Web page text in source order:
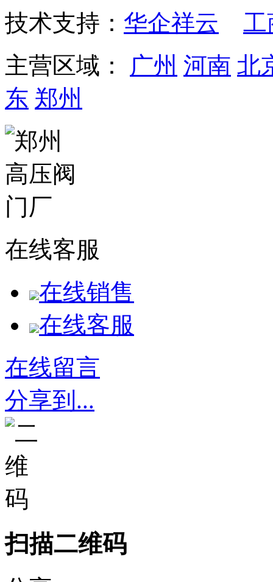
技术支持： 华企祥云
工
主营区域： 广州 河南 北
东 郑州
在线客服
在线销售
在线客服
在线留言
分享到...
扫描二维码